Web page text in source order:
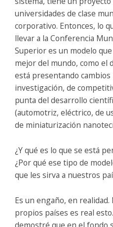
universidades de clase
corporativo. Entonces, lo
llevar a la Conferencia
Superior es un modelo
mejor del mundo, como el
está presentando
investigación, de
punta del desarrollo
(automotriz, eléctrico, de
de miniaturización
¿Y qué es lo que se está
¿Por qué ese tipo de
que les sirva a nuestros
Es un engaño, en
propios países es real